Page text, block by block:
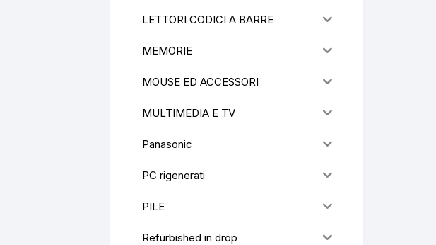
LETTORI CODICI A BARRE
MEMORIE
MOUSE ED ACCESSORI
MULTIMEDIA E TV
Panasonic
PC rigenerati
PILE
Refurbished in drop